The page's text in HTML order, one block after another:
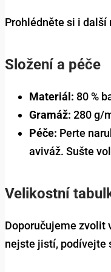
Prohlédněte si i další
Složení a péče
Materiál: 80 %
Gramáž: 280 g/
Péče: Perte
aviváž. Sušte
Velikostní
Doporučujeme zvolit
nejste jistí, podívejte